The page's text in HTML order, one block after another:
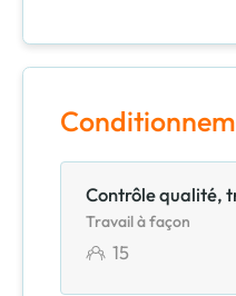
Contrôle qualité,
Travail à façon
15